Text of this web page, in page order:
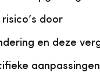
risico’s door
en deze